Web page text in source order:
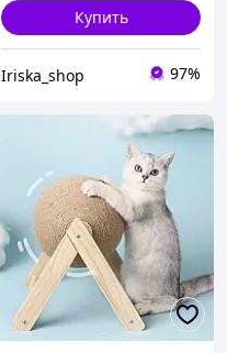
Купить
Iriska_shop 97%